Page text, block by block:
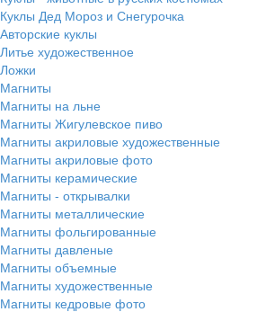
Куклы Дед Мороз и Снегурочка
Авторские куклы
Литье художественное
Ложки
Магниты
Магниты на льне
Магниты Жигулевское пиво
Магниты акриловые художественные
Магниты акриловые фото
Магниты керамические
Магниты - открывалки
Магниты металлические
Магниты фольгированные
Магниты давленые
Магниты объемные
Магниты художественные
Магниты кедровые фото